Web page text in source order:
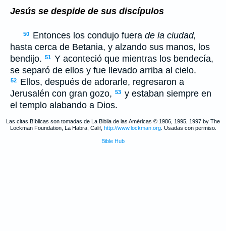
Jesús se despide de sus discípulos
50 Entonces los condujo fuera de la ciudad,
hasta cerca de Betania, y alzando sus manos, los
bendijo. 51 Y aconteció que mientras los bendecía,
se separó de ellos y fue llevado arriba al cielo.
52
Ellos, después de adorarle, regresaron a
Jerusalén con gran gozo, 53 y estaban siempre en
el templo alabando a Dios.
Las citas Bíblicas son tomadas de La Biblia de las Américas © 1986, 1995, 1997 by The
Lockman Foundation, La Habra, Calif, http://www.lockman.org. Usadas con permiso.
Bible Hub